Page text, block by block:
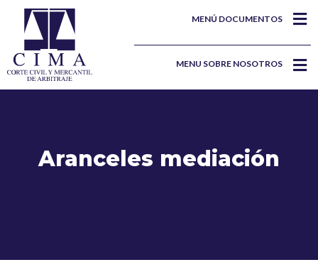
MENÚ DOCUMENTOS
MENU SOBRE NOSOTROS
Aranceles mediación